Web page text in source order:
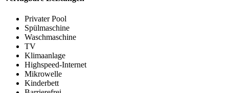
Privater Pool
Spülmaschine
Waschmaschine
TV
Klimaanlage
Highspeed-Internet
Mikrowelle
Kinderbett